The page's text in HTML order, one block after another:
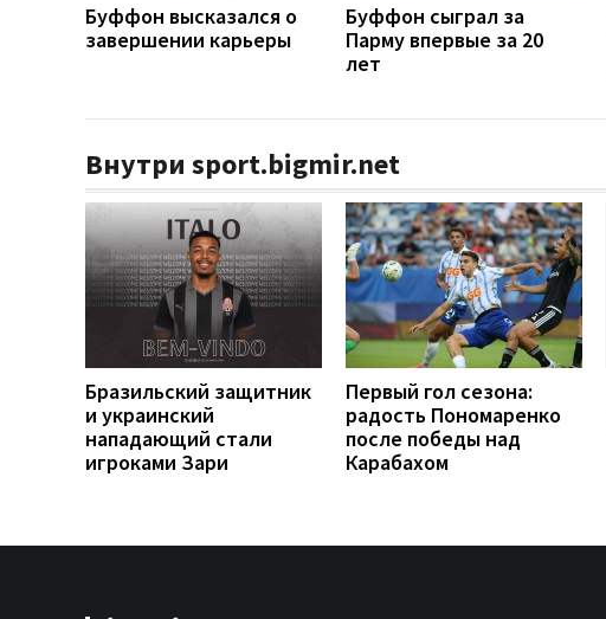
Буффон высказался о
завершении карьеры
Буффон сыграл за
Парму впервые за 20
лет
Внутри sport.bigmir.net
Бразильский защитник
и украинский
нападающий стали
игроками Зари
Первый гол сезона:
радость Пономаренко
после победы над
Карабахом